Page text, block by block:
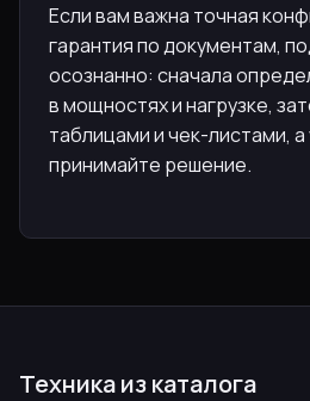
Если вам важна точная
гарантия по документам,
осознанно: сначала
в мощностях и нагрузке,
таблицами и чек-листами,
принимайте решение.
Техника из каталога